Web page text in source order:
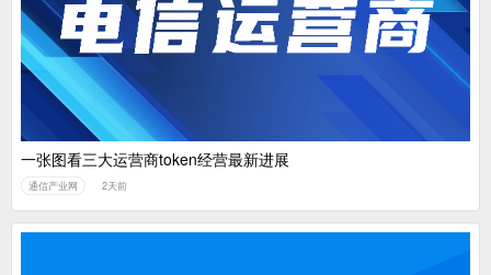
一张图看三大运营商token经营最新进展
通信产业网 2天前